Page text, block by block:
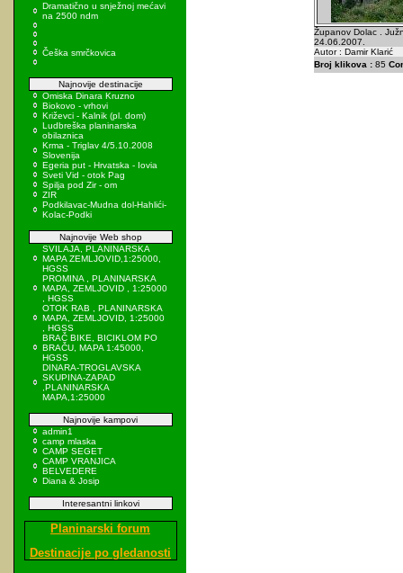
Dramatično u snježnoj mećavi
na 2500 ndm
Češka smrčkovica
Najnovije destinacije
Omiska Dinara Kruzno
Biokovo - vrhovi
Križevci - Kalnik (pl. dom)
Ludbreška planinarska
obilaznica
Krma - Triglav 4/5.10.2008
Slovenija
Egeria put - Hrvatska - Iovia
Sveti Vid - otok Pag
Spilja pod Zir - om
ZIR
Podkilavac-Mudna dol-Hahlići-
Kolac-Podki
Najnovije Web shop
SVILAJA, PLANINARSKA
MAPA ZEMLJOVID,1:25000,
HGSS
PROMINA , PLANINARSKA
MAPA, ZEMLJOVID , 1:25000
, HGSS
OTOK RAB , PLANINARSKA
MAPA, ZEMLJOVID, 1:25000
, HGSS
BRAČ BIKE, BICIKLOM PO
BRAČU, MAPA 1:45000,
HGSS
DINARA-TROGLAVSKA
SKUPINA-ZAPAD
,PLANINARSKA
MAPA,1:25000
Najnovije kampovi
admin1
camp mlaska
CAMP SEGET
CAMP VRANJICA
BELVEDERE
Diana & Josip
Interesantni linkovi
Planinarski forum
Destinacije po gledanosti
Županov Dolac .
24.06.2007.
Autor : Damir Klarić
Broj klikova :85